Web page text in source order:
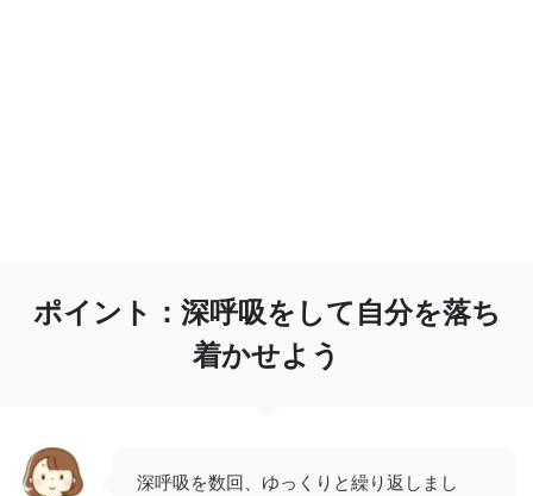
ポイント：深呼吸をして自分を落ち
着かせよう
深呼吸を数回、ゆっくりと繰り返しまし